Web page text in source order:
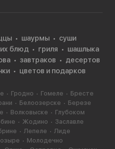
шаурмы
суши
блюд гриля
шашлыка
завтраков
десертов
цветов и подарков
Гродно Гомеле
Бресте
Белоозерске
Березе
Волковыске
Глубоком
Жодино
Заславле
Лепеле
Лиде
Молодечно